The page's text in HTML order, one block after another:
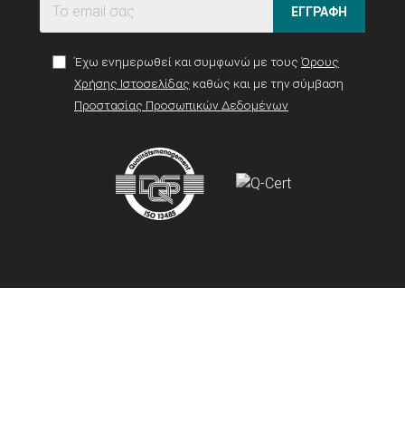
ΕΓΓΡΑΦΗ
Έχω ενημερωθεί και συμφωνώ με τους Όρους
Χρήσης Ιστοσελίδας καθώς και με την σύμβαση
Προστασίας Προσωπικών Δεδομένων